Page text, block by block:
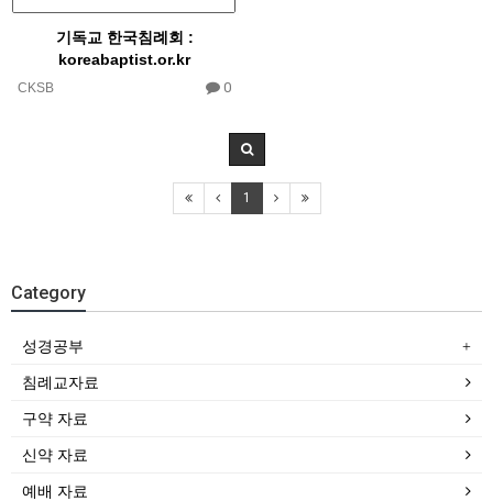
기독교 한국침례회 :
koreabaptist.or.kr​
CKSB 0
1
Category
성경공부
침례교자료
구약 자료
신약 자료
예배 자료